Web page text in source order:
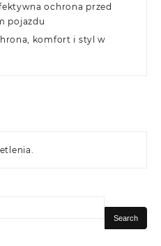
ochrona przed
pojazdu
komfort i styl w
Search